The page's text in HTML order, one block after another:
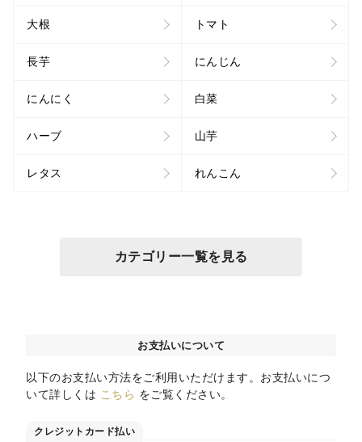
大根 トマト
長芋 にんじん
にんにく 白菜
ハーブ 山芋
レタス れんこん
カテゴリー一覧を見る
お支払いについて
以下のお支払い方法をご利用いただけます。お支払いにつ
いて詳しくは こちら をご覧ください。
クレジットカード払い